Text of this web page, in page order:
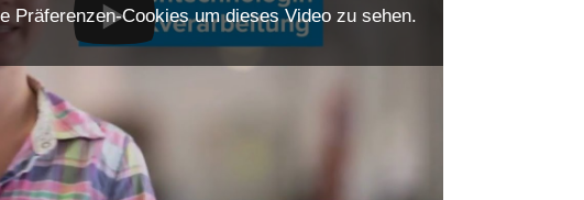
Präferenzen-Cookies um dieses Video zu sehen.